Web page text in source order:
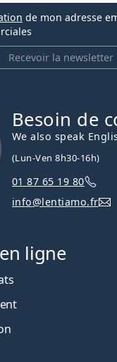
Recevoir la newsletter
de mon adresse
Besoin de
We also speak
(Lun-Ven 8h30-16h)
01 87 65 19 80
info@lentiamo.fr
ligne